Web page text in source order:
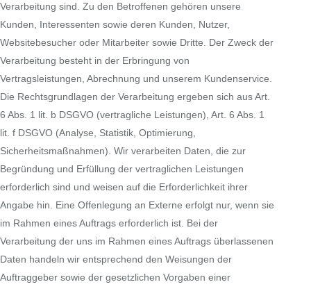
Verarbeitung sind. Zu den Betroffenen gehören unsere
Kunden, Interessenten sowie deren Kunden, Nutzer,
Websitebesucher oder Mitarbeiter sowie Dritte. Der Zweck der
Verarbeitung besteht in der Erbringung von
Vertragsleistungen, Abrechnung und unserem Kundenservice.
Die Rechtsgrundlagen der Verarbeitung ergeben sich aus Art.
6 Abs. 1 lit. b DSGVO (vertragliche Leistungen), Art. 6 Abs. 1
lit. f DSGVO (Analyse, Statistik, Optimierung,
Sicherheitsmaßnahmen). Wir verarbeiten Daten, die zur
Begründung und Erfüllung der vertraglichen Leistungen
erforderlich sind und weisen auf die Erforderlichkeit ihrer
Angabe hin. Eine Offenlegung an Externe erfolgt nur, wenn sie
im Rahmen eines Auftrags erforderlich ist. Bei der
Verarbeitung der uns im Rahmen eines Auftrags überlassenen
Daten handeln wir entsprechend den Weisungen der
Auftraggeber sowie der gesetzlichen Vorgaben einer